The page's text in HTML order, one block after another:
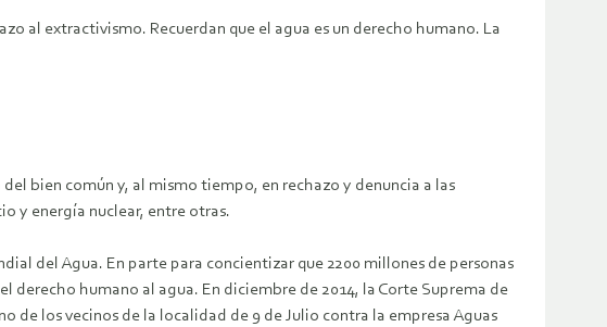
al extractivismo. Recuerdan que el agua es un derecho humano. La
bien común y, al mismo tiempo, en rechazo y denuncia a las
y energía nuclear, entre otras.
del Agua. En parte para concientizar que 2200 millones de personas
derecho humano al agua. En diciembre de 2014, la Corte Suprema de
los vecinos de la localidad de 9 de Julio contra la empresa Aguas